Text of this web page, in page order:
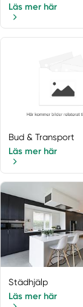
Läs mer här
Bud & Transport
Läs mer här
Städhjälp
Läs mer här